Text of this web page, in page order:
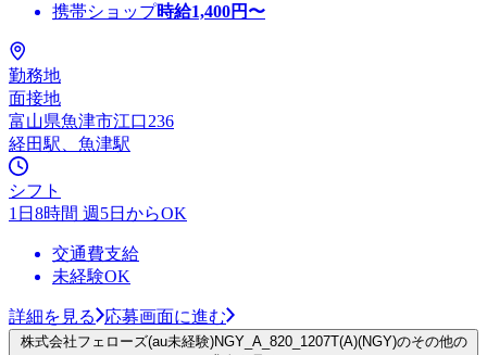
携帯ショップ時給1,400円〜
勤務地
面接地
富山県魚津市江口236
経田駅、魚津駅
シフト
1日8時間 週5日からOK
交通費支給
未経験OK
詳細を見る 応募画面に進む
株式会社フェローズ(au未経験)NGY_A_820_1207T(A)(NGY)のその他の